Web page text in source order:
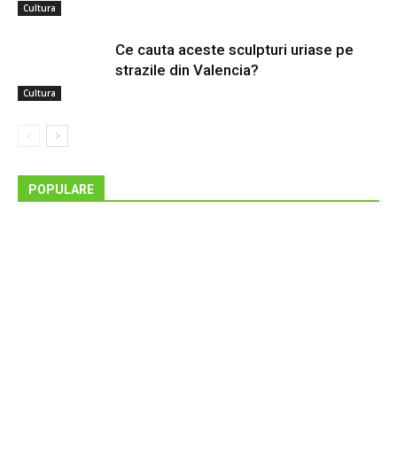
Cultura
Cultura
Ce cauta aceste sculpturi uriase pe
strazile din Valencia?
POPULARE